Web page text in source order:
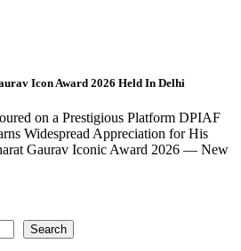
Icon Award 2026 Held In Delhi
on a Prestigious Platform DPIAF
Widespread Appreciation for His
Gaurav Iconic Award 2026 — New
Search